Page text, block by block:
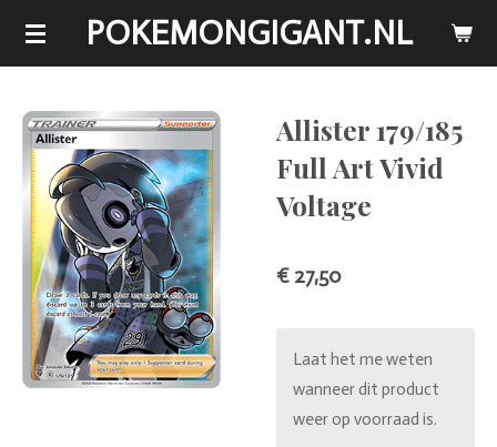
Ga
de
hoofdinhoud
POKEMONGIGANT.NL
Allister 179/185
Full Art Vivid
Voltage
€ 27,50
Laat het me weten
wanneer dit product
weer op voorraad is.